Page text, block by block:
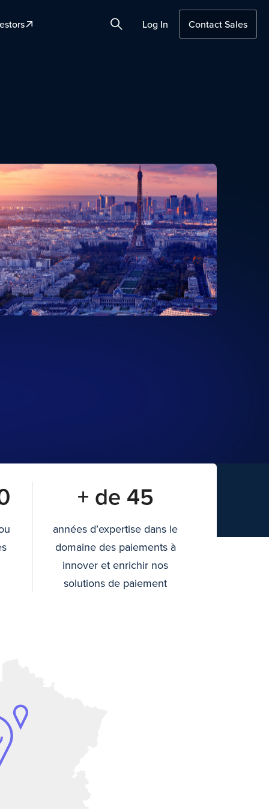
SearchLog In Contact Sales
+ de 45
années d’expertise dans le
domaine des paiements à
innover et enrichir nos
solutions de paiement